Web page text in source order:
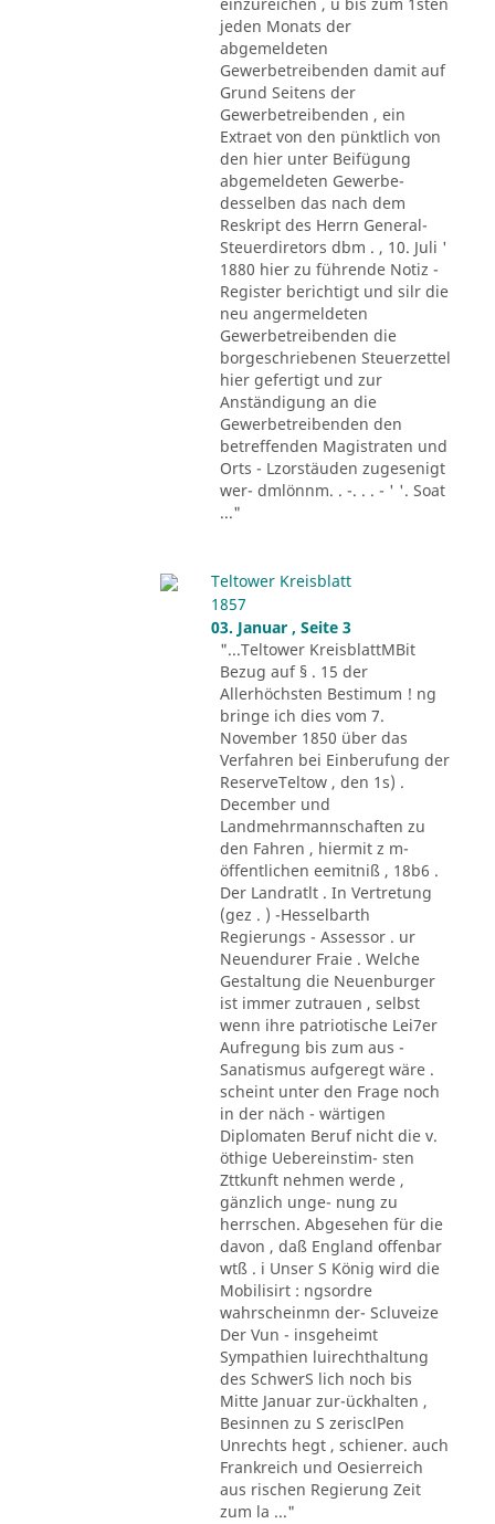
jeden Monats der
abgemeldeten
Gewerbetreibenden damit auf
Grund Seitens der
Gewerbetreibenden , ein
Extraet von den pünktlich von
den hier unter Beifügung
abgemeldeten Gewerbe-
desselben das nach dem
Reskript des Herrn General-
Steuerdiretors dbm . , 10. Juli '
1880 hier zu führende Notiz -
Register berichtigt und silr die
neu angermeldeten
Gewerbetreibenden die
borgeschriebenen Steuerzettel
hier gefertigt und zur
Anständigung an die
Gewerbetreibenden den
betreffenden Magistraten und
Orts - Lzorstäuden zugesenigt
wer- dmlönnm. . -. . . - ' '. Soat
..."
Teltower Kreisblatt
1857
03. Januar , Seite 3
"...Teltower KreisblattMBit
Bezug auf § . 15 der
Allerhöchsten Bestimum ! ng
bringe ich dies vom 7.
November 1850 über das
Verfahren bei Einberufung der
ReserveTeltow , den 1s) .
December und
Landmehrmannschaften zu
den Fahren , hiermit z m-
öffentlichen eemitniß , 18b6 .
Der Landratlt . In Vertretung
(gez . ) -Hesselbarth
Regierungs - Assessor . ur
Neuendurer Fraie . Welche
Gestaltung die Neuenburger
ist immer zutrauen , selbst
wenn ihre patriotische Lei7er
Aufregung bis zum aus -
Sanatismus aufgeregt wäre .
scheint unter den Frage noch
in der näch - wärtigen
Diplomaten Beruf nicht die v.
öthige Uebereinstim- sten
Zttkunft nehmen werde ,
gänzlich unge- nung zu
herrschen. Abgesehen für die
davon , daß England offenbar
wtß . i Unser S König wird die
Mobilisirt : ngsordre
wahrscheinmn der- Scluveize
Der Vun - insgeheimt
Sympathien luirechthaltung
des SchwerS lich noch bis
Mitte Januar zur-ückhalten ,
Besinnen zu S zerisclPen
Unrechts hegt , schiener. auch
Frankreich und Oesierreich
aus rischen Regierung Zeit
zum la ..."